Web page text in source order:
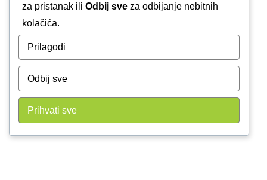
za pristanak ili Odbij sve za odbijanje nebitnih
kolačića.
Prilagodi
Odbij sve
Prihvati sve